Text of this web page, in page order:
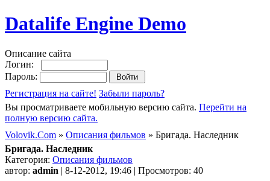
Datalife Engine Demo
Описание сайта
Логин:
Пароль:
Регистрация на сайте! Забыли пароль?
Вы просматриваете мобильную версию сайта. Перейти на
полную версию сайта.
Volovik.Com » Описания фильмов » Бригада. Наследник
Бригада. Наследник
Категория: Описания фильмов
автор: admin | 8-12-2012, 19:46 | Просмотров: 40